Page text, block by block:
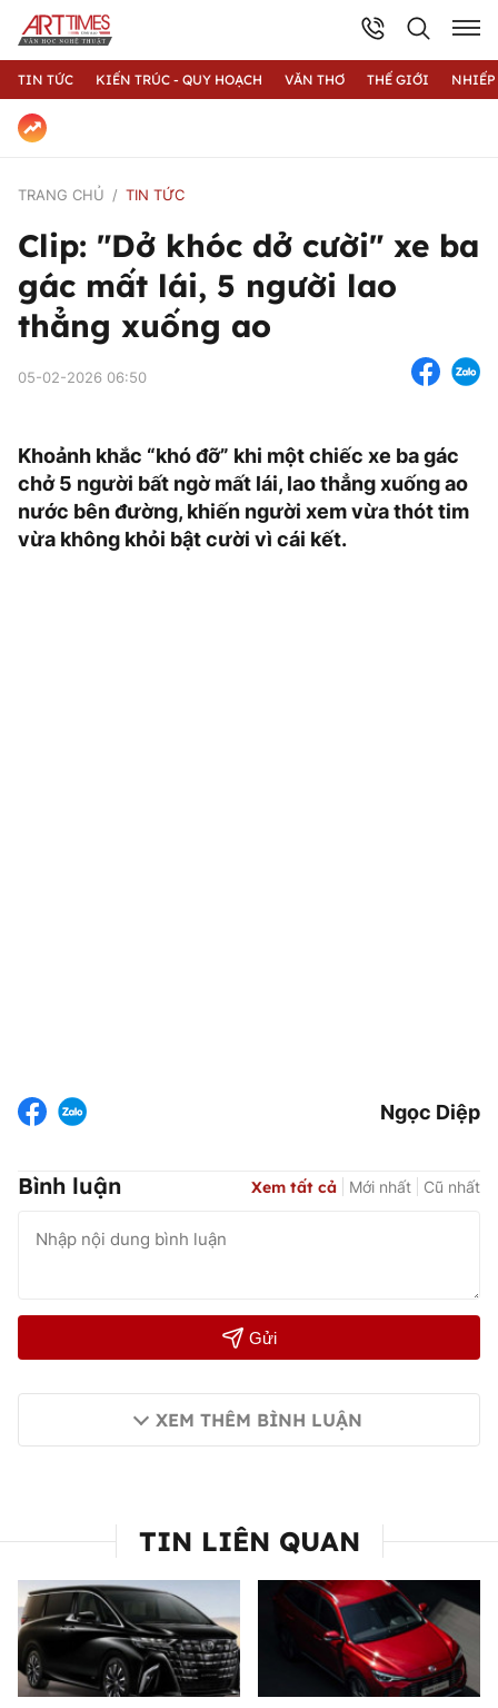
TIN TỨC KIẾN TRÚC - QUY HOẠCH VĂN THƠ THẾ GIỚI
TRANG CHỦ TIN TỨC
Clip: "Dở khóc dở cười" xe ba
gác mất lái, 5 người lao
thẳng xuống ao
05-02-2026 06:50
Khoảnh khắc “khó đỡ” khi một chiếc xe ba gác
chở 5 người bất ngờ mất lái, lao thẳng xuống ao
nước bên đường, khiến người xem vừa thót tim
vừa không khỏi bật cười vì cái kết.
Ngọc Diệp
Bình luận Xem tất cả Mới nhất Cũ nhất
Gửi
XEM THÊM BÌNH LUẬN
TIN LIÊN QUAN